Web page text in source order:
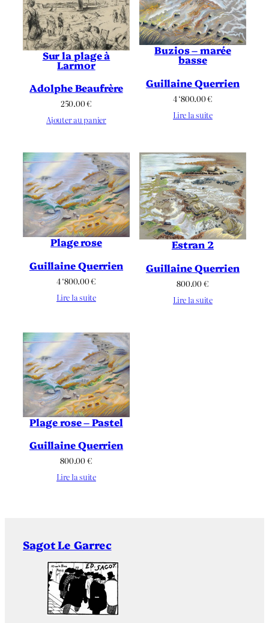
Sur la plage à
Larmor
Adolphe Beaufrère
250.00€
Ajouter au panier
Buzios – marée
basse
Guillaine Querrien
4 ‘800.00€
Lire la suite
Plage rose
Guillaine Querrien
4 ‘800.00€
Lire la suite
Estran 2
Guillaine Querrien
800.00€
Lire la suite
Plage rose – Pastel
Guillaine Querrien
800.00€
Lire la suite
Sagot Le Garrec